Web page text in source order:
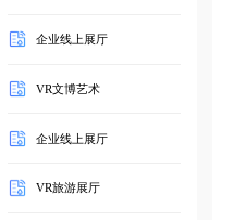
企业线上展厅
VR文博艺术
企业线上展厅
VR旅游展厅